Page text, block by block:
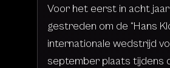
Voor het eerst in acht
gestreden om de “Hans
internationale wedstrijd
september plaats tijdens